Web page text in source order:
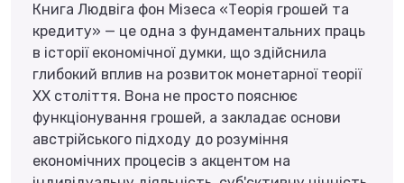
Книга Людвіга фон Мізеса «Теорія грошей та
кредиту» — це одна з фундаментальних праць
в історії економічної думки, що здійснила
глибокий вплив на розвиток монетарної теорії
XX століття. Вона не просто пояснює
функціонування грошей, а закладає основи
австрійського підходу до розуміння
економічних процесів з акцентом на